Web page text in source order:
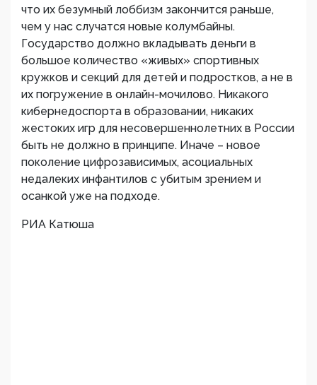
что их безумный лоббизм закончится раньше,
чем у нас случатся новые колумбайны.
Государство должно вкладывать деньги в
большое количество «живых» спортивных
кружков и секций для детей и подростков, а не в
их погружение в онлайн-мочилово. Никакого
кибернедоспорта в образовании, никаких
жестоких игр для несовершеннолетних в России
быть не должно в принципе. Иначе – новое
поколение цифрозависимых, асоциальных
недалеких инфантилов с убитым зрением и
осанкой уже на подходе.
РИА Катюша